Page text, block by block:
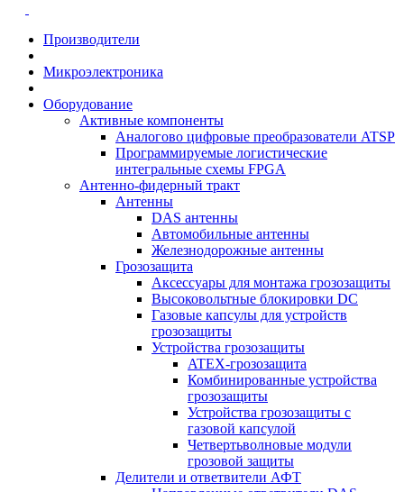
Производители
Микроэлектроника
Оборудование
Активные компоненты
Аналогово цифровые преобразователи ATSP
Программируемые логистические
интегральные схемы FPGA
Антенно-фидерный тракт
Антенны
DAS антенны
Автомобильные антенны
Железнодорожные антенны
Грозозащита
Аксессуары для монтажа грозозащиты
Высоковольтные блокировки DC
Газовые капсулы для устройств
грозозащиты
Устройства грозозащиты
ATEX-грозозащита
Комбинированные устройства
грозозащиты
Устройства грозозащиты с
газовой капсулой
Четвертьволновые модули
грозовой защиты
Делители и ответвители АФТ